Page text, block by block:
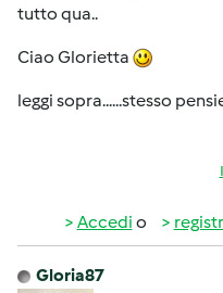
tutto qua..
Ciao Glorietta
leggi sopra......stesso
Accedi o
Gloria87